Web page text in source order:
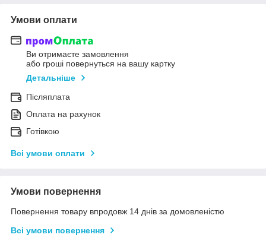
Умови оплати
Ви отримаєте замовлення
або гроші повернуться на вашу картку
Детальніше
Післяплата
Оплата на рахунок
Готівкою
Всі умови оплати
Умови повернення
Повернення товару впродовж 14 днів за домовленістю
Всі умови повернення